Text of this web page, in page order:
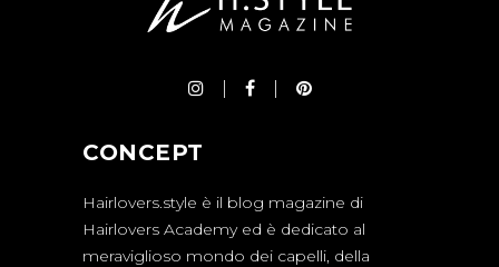
CONCEPT
Hairlovers.style è il blog magazine di
Hairlovers Academy ed è dedicato al
meraviglioso mondo dei capelli, della